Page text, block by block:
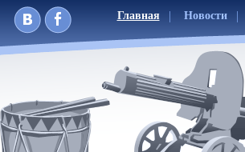
Главная Новости